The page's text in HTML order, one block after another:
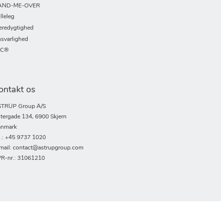
ME-OVER
os
Group A/S
134, 6900 Skjern
+45 9737 1020
contact@astrupgroup.com
nr.: 31061210